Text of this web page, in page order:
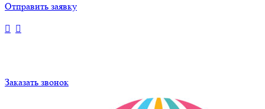
Отправить заявку
Заказать звонок